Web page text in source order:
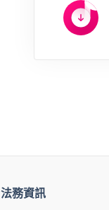
法務資訊